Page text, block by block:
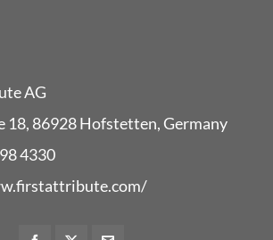
AG
18, 86928 Hofstetten, Germany
4330